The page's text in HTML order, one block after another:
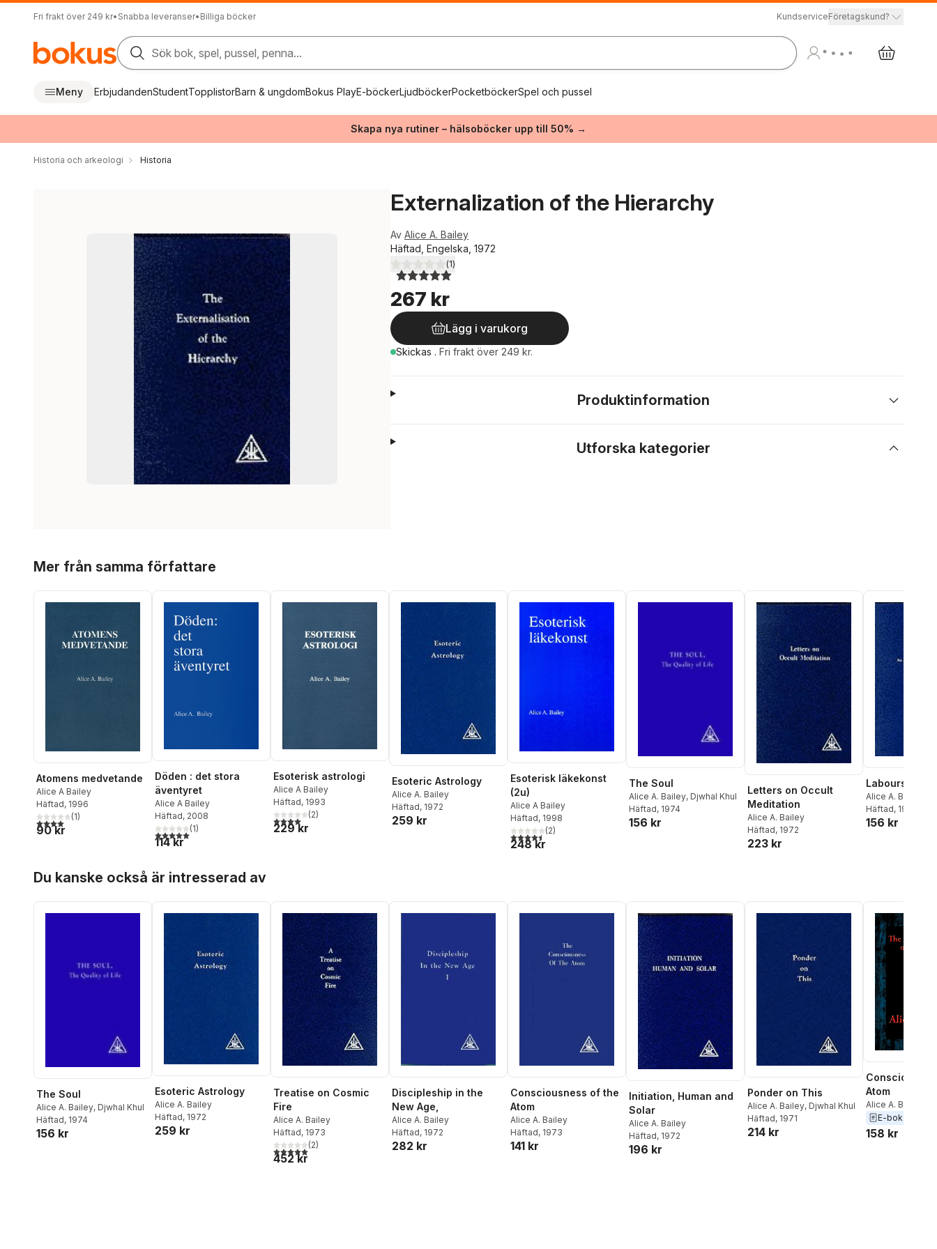
Fri frakt över 249 kr• Snabba leveranser• Billiga böcker KundserviceFöretagskund?
Sök bok, spel, pussel, penna...
Meny ErbjudandenStudentTopplistorBarn & ungdomBokus PlayE-böckerLjudböckerPocketböckerSpel och pussel
Skapa nya rutiner – hälsoböcker upp till 50% →
Historia och arkeologi Historia
Externalization of the Hierarchy
Av Alice A. Bailey
Häftad, Engelska, 1972
5,0utav 5 stjärnor. Totalt antal röster:
(1)
267 kr
Lägg i varukorg
Skickas . Fri frakt över 249 kr.
Produktinformation
Utforska kategorier
Mer från samma författare
Atomens medvetande
Alice A Bailey
Häftad, 1996
4,0utav 5 stjärnor. Totalt antal röster:
(1)
90 kr
Döden : det stora
äventyret
Alice A Bailey
Häftad, 2008
5,0utav 5 stjärnor. Totalt antal röster:
(1)
114 kr
Esoterisk astrologi
Alice A Bailey
Häftad, 1993
4,0utav 5 stjärnor. Totalt antal röster:
(2)
229 kr
Esoteric Astrology
Alice A. Bailey
Häftad, 1972
259 kr
Esoterisk läkekonst
(2u)
Alice A Bailey
Häftad, 1998
4,5utav 5 stjärnor. Totalt antal röster:
(2)
248 kr
The Soul
Alice A. Bailey, Djwhal Khul
Häftad, 1974
156 kr
Letters on Occult
Meditation
Alice A. Bailey
Häftad, 1972
223 kr
Labours of
Alice A. Bailey
Häftad, 1983
156 kr
Du kanske också är intresserad av
The Soul
Alice A. Bailey, Djwhal Khul
Häftad, 1974
156 kr
Esoteric Astrology
Alice A. Bailey
Häftad, 1972
259 kr
Treatise on Cosmic
Fire
Alice A. Bailey
Häftad, 1973
5,0utav 5 stjärnor. Totalt antal röster:
(2)
452 kr
Discipleship in the
New Age,
Alice A. Bailey
Häftad, 1972
282 kr
Consciousness of the
Atom
Alice A. Bailey
Häftad, 1973
141 kr
Initiation, Human and
Solar
Alice A. Bailey
Häftad, 1972
196 kr
Ponder on This
Alice A. Bailey, Djwhal Khul
Häftad, 1971
214 kr
Atom
Alice A. Bailey
E-bok
158 kr